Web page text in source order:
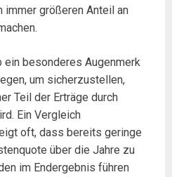
immer größeren Anteil an
besonderes Augenmerk
um sicherzustellen,
Teil der Erträge durch
Ein Vergleich
oft, dass bereits geringe
über die Jahre zu
im Endergebnis führen